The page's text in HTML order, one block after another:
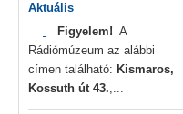
Aktuális
Figyelem! A
Rádiómúzeum az alábbi
címen található: Kismaros,
Kossuth út 43.,...